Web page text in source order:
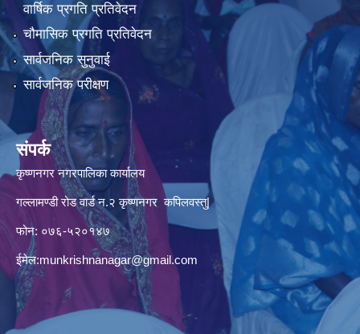
वार्षिक प्रगति प्रतिवेदन
चौमासिक प्रगति प्रतिवेदन
सार्वजनिक सुनुवाई
सार्वजनिक परीक्षण
संपर्क
कृष्णनगर नगरपालिका कार्यालय
गल्लामण्डी रोड वार्ड न.२ कृष्णनगर कपिलवस्तु|
फोन: ०७६-५२०१४७
ईमेल:munkrishnanagar@gmail.com